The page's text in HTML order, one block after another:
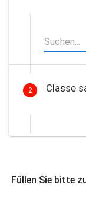
2 Classe
Füllen Sie bitte